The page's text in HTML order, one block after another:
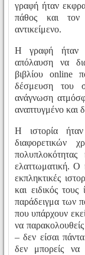
γραφή ήταν
πάθος και τον
αντικείμενο.
Η γραφή ήταν
απόλαυση να
βιβλίου online
δέσμευση του
ανάγνωση
αναπτυγμένο και
Η ιστορία
διαφορετικών
ελαττωματική. Ο
εκπληκτικές
και ειδικός
παράδειγμα των
που υπάρχουν
να
– δεν είσαι
δεν μπορείς να